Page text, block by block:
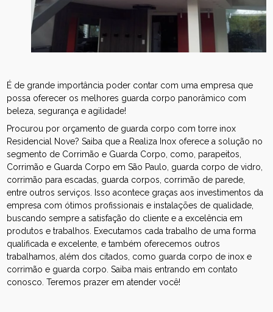
É de grande importância poder contar com uma empresa que
possa oferecer os melhores guarda corpo panorâmico com
beleza, segurança e agilidade!
Procurou por orçamento de guarda corpo com torre inox
Residencial Nove? Saiba que a Realiza Inox oferece a solução no
segmento de Corrimão e Guarda Corpo, como, parapeitos,
Corrimão e Guarda Corpo em São Paulo, guarda corpo de vidro,
corrimão para escadas, guarda corpos, corrimão de parede,
entre outros serviços. Isso acontece graças aos investimentos da
empresa com ótimos profissionais e instalações de qualidade,
buscando sempre a satisfação do cliente e a excelência em
produtos e trabalhos. Executamos cada trabalho de uma forma
qualificada e excelente, e também oferecemos outros
trabalhamos, além dos citados, como guarda corpo de inox e
corrimão e guarda corpo. Saiba mais entrando em contato
conosco. Teremos prazer em atender você!